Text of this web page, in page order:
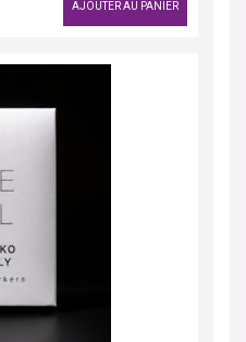
AJOUTER AU PANIER